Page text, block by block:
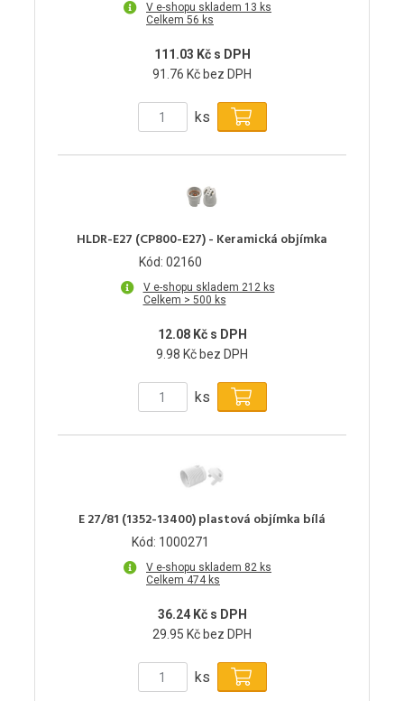
V e-shopu skladem 13 ks
Celkem 56 ks
111.03 Kč s DPH
91.76 Kč bez DPH
ks
HLDR-E27 (CP800-E27) - Keramická objímka
Kód: 02160
V e-shopu skladem 212 ks
Celkem > 500 ks
12.08 Kč s DPH
9.98 Kč bez DPH
ks
E 27/81 (1352-13400) plastová objímka bílá
Kód: 1000271
V e-shopu skladem 82 ks
Celkem 474 ks
36.24 Kč s DPH
29.95 Kč bez DPH
ks